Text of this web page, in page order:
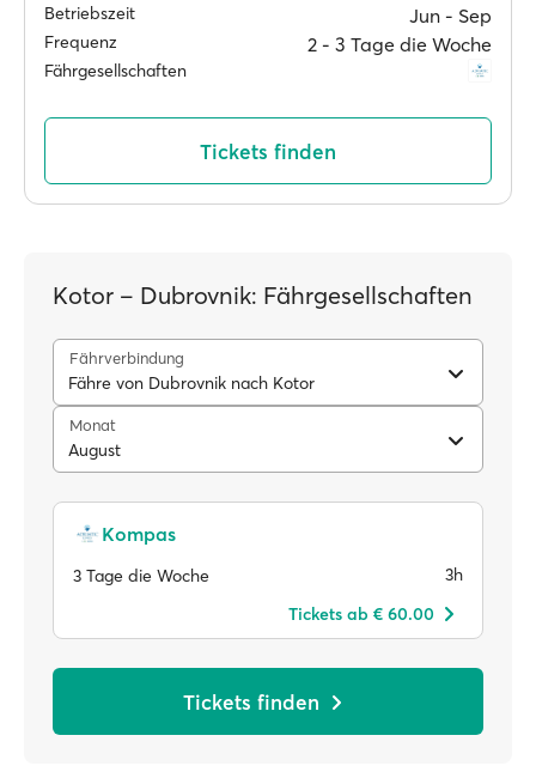
Betriebszeit Jun ‐ Sep
Frequenz 2 ‐ 3 Tage die Woche
Fährgesellschaften
Tickets finden
Kotor – Dubrovnik: Fährgesellschaften
Fährverbindung
Fähre von Dubrovnik nach Kotor
Monat
August
Kompas
3 Tage die Woche
3h
Tickets ab € 60.00
Tickets finden